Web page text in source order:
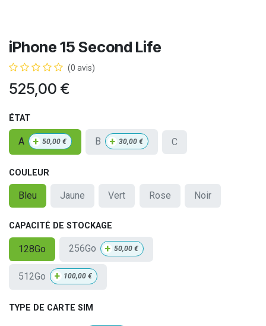
iPhone 15 Second Life
(0 avis)
525,00 €
ÉTAT
A + 50,00 € B + 30,00€ C
COULEUR
Bleu Jaune Vert Rose Noir
CAPACITÉ DE STOCKAGE
128Go 256Go + 50,00 €
512Go + 100,00 €
TYPE DE CARTE SIM